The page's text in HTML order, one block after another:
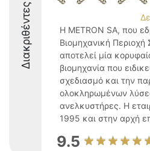
Διακριθέντες
Η METRON SA, που
Βιομηχανική Περιοχή
αποτελεί μία
βιομηχανία που
σχεδιασμό και την
ολοκληρωμένων
ανελκυστήρες. Η
1995 και στην αρχή
9.5